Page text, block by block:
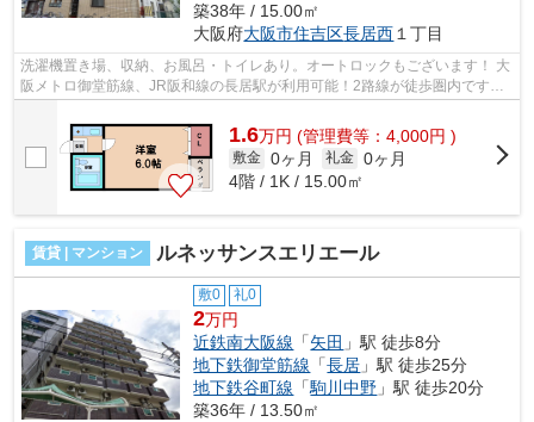
築38年 / 15.00㎡
大阪府大阪市住吉区長居西１丁目
洗濯機置き場、収納、お風呂・トイレあり。オートロックもございます！ 大
阪メトロ御堂筋線、JR阪和線の長居駅が利用可能！2路線が徒歩圏内です！
■□■□■□■□■□■□■□■□■□■□■□■□■□■□■□■□...
1.6万円 (管理費等：4,000円 )
敷金 0ヶ月 礼金 0ヶ月
4階 / 1K / 15.00㎡
賃貸 | マンション ルネッサンスエリエール
敷0 礼0
2万円
近鉄南大阪線 「矢田 」駅 徒歩8分
地下鉄御堂筋線 「長居 」駅 徒歩25分
地下鉄谷町線 「駒川中野 」駅 徒歩20分
築36年 / 13.50㎡